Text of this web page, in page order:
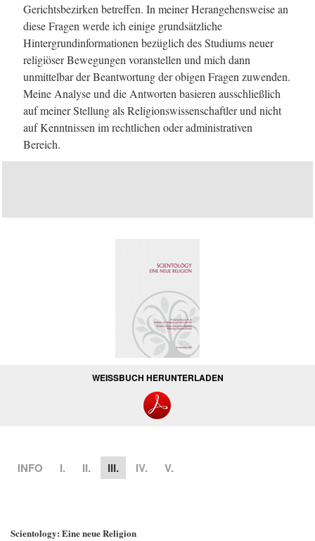
Gerichtsbezirken betreffen. In meiner Herangehensweise an
diese Fragen werde ich einige grundsätzliche
Hintergrundinformationen bezüglich des Studiums neuer
religiöser Bewegungen voranstellen und mich dann
unmittelbar der Beantwortung der obigen Fragen zuwenden.
Meine Analyse und die Antworten basieren ausschließlich
auf meiner Stellung als Religionswissenschaftler und nicht
auf Kenntnissen im rechtlichen oder administrativen
Bereich.
WEISSBUCH HERUNTERLADEN
INFO I. II. III. IV. V.
Scientology: Eine neue Religion